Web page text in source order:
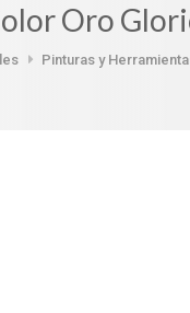
Oro
Pinturas y